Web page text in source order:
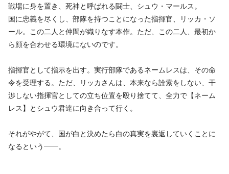
戦場に身を置き、死神と呼ばれる闘士、シュウ・マールス。
国に忠義を尽くし、部隊を持つことになった指揮官、リッカ・ソ
ール。この二人と仲間が織りなす本作。ただ、この二人、最初か
ら顔を合わせる環境にないのです。
指揮官として指示を出す。実行部隊であるネームレスは、その命
令を受理する。ただ、リッカさんは、本来なら詮索をしない、干
渉しない指揮官としての立ち位置を殴り捨てて、全力で【ネーム
レス】とシュウ君達に向き合って行く。
それがやがて、国が白と決めたら白の真実を裏返していくことに
なるという――。